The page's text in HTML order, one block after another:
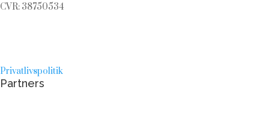
CVR: 38750534
Privatlivspolitik
Partners